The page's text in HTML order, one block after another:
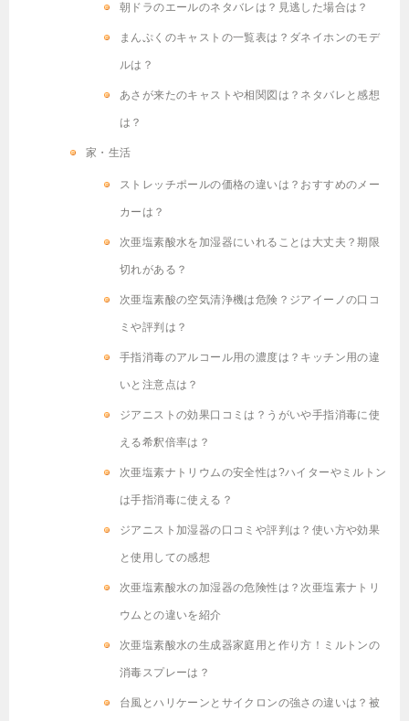
朝ドラのエールのネタバレは？見逃した場合は？
まんぷくのキャストの一覧表は？ダネイホンのモデ
ルは？
あさが来たのキャストや相関図は？ネタバレと感想
は？
家・生活
ストレッチポールの価格の違いは？おすすめのメー
カーは？
次亜塩素酸水を加湿器にいれることは大丈夫？期限
切れがある？
次亜塩素酸の空気清浄機は危険？ジアイーノの口コ
ミや評判は？
手指消毒のアルコール用の濃度は？キッチン用の違
いと注意点は？
ジアニストの効果口コミは？うがいや手指消毒に使
える希釈倍率は？
次亜塩素ナトリウムの安全性は?ハイターやミルトン
は手指消毒に使える？
ジアニスト加湿器の口コミや評判は？使い方や効果
と使用しての感想
次亜塩素酸水の加湿器の危険性は？次亜塩素ナトリ
ウムとの違いを紹介
次亜塩素酸水の生成器家庭用と作り方！ミルトンの
消毒スプレーは？
台風とハリケーンとサイクロンの強さの違いは？被